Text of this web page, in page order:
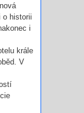
o historii
i
krále
V